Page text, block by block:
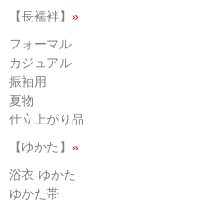
【長襦袢】 »
フォーマル
カジュアル
振袖用
夏物
仕立上がり品
【ゆかた】 »
浴衣-ゆかた-
ゆかた帯